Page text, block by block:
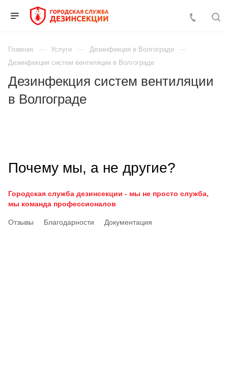
Главная Услуги
Дезинфекция в Волгограде
Дезинфекция систем вентиляции в Волгограде
Дезинфекция систем вентиляции
в Волгограде
Почему мы, а не другие?
Городская служба дезинсекции - мы не просто служба,
мы команда профессионалов
Отзывы Благодарности Документация